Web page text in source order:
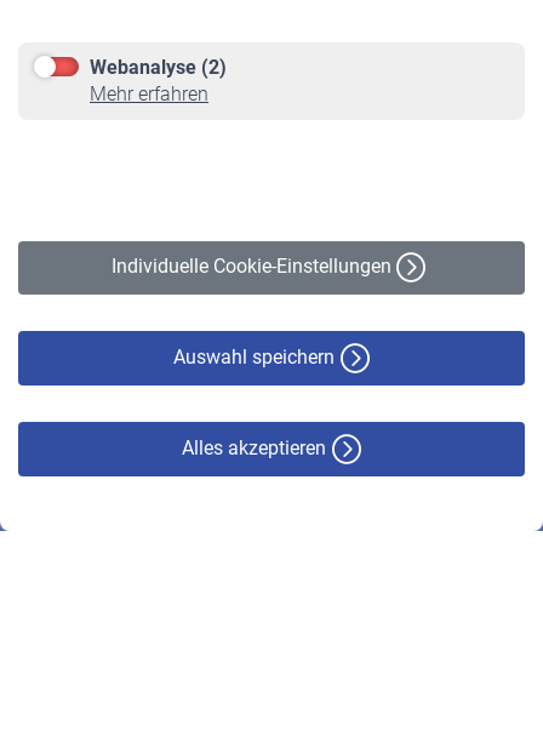
Webanalyse (2)
Mehr erfahren
Individuelle Cookie-Einstellungen
Auswahl speichern
Alles akzeptieren
Online-Rechner
VBLnewsletter
Erklärung zur Barrierefreiheit
© VBL 2026